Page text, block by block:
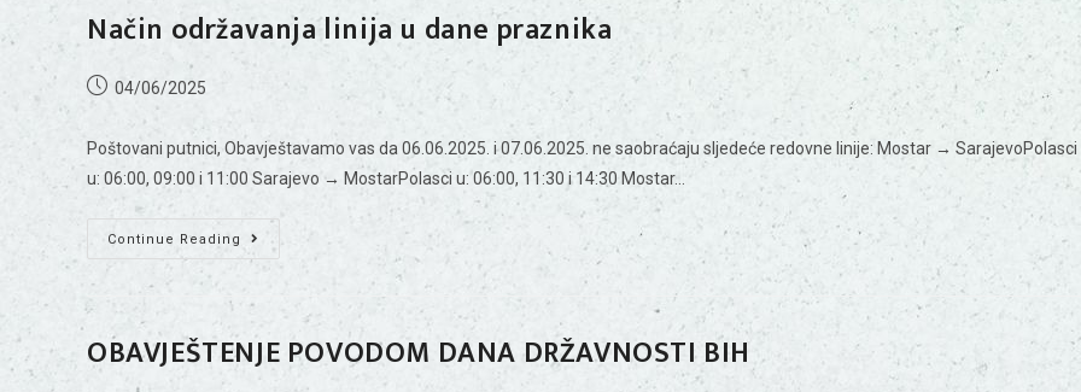
Način održavanja linija u dane praznika
04/06/2025
Poštovani putnici, Obavještavamo vas da 06.06.2025. i 07.06.2025. ne saobraćaju sljedeće redovne linije: Mostar → SarajevoPolasci
u: 06:00, 09:00 i 11:00 Sarajevo → MostarPolasci u: 06:00, 11:30 i 14:30 Mostar…
Continue Reading
OBAVJEŠTENJE POVODOM DANA DRŽAVNOSTI BIH